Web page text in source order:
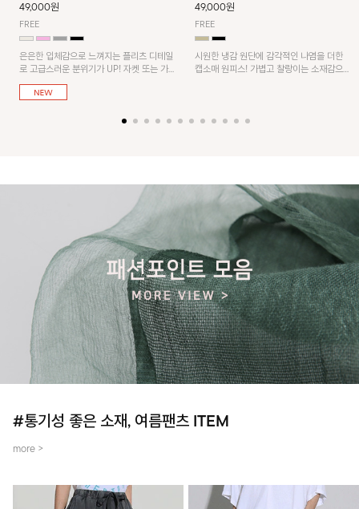
49,000원
FREE
은은한 입체감으로 느껴지는 플리츠 디테일
로 고급스러운 분위기가 UP! 자켓 또는 가디
건과 같이 매치해도 잘 어울린답니다!
49,000원
FREE
시원한 냉감 원단에 감각적인 나염을 더한
캡소매 원피스! 가볍고 찰랑이는 소재감으로
#통기성 좋은 소재, 여름팬츠 ITEM
more >